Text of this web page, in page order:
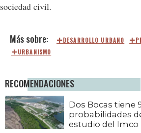
sociedad civil.
DESARROLLO URBANO
URBANISMO
RECOMENDACIONES
Dos Bocas tiene
probabilidades
estudio del Imco